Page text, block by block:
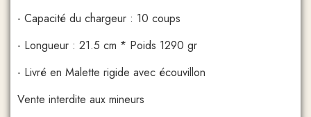
- Capacité du chargeur : 10 coups
- Longueur : 21.5 cm * Poids 1290 gr
- Livré en Malette rigide avec écouvillon
Vente interdite aux mineurs